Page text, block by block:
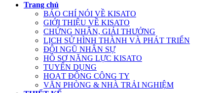
Trang chủ
BÁO CHÍ NÓI VỀ KISATO
GIỚI THIỆU VỀ KISATO
CHỨNG NHẬN, GIẢI THƯỞNG
LỊCH SỬ HÌNH THÀNH VÀ PHÁT TRIỂN
ĐỘI NGŨ NHÂN SỰ
HỒ SƠ NĂNG LỰC KISATO
TUYỂN DỤNG
HOẠT ĐỘNG CÔNG TY
VĂN PHÒNG & NHÀ TRẢI NGHIỆM